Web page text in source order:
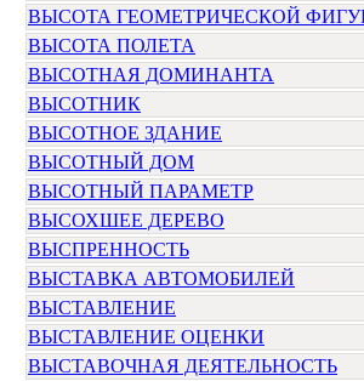
ВЫСОТА ГЕОМЕТРИЧЕСКОЙ
ВЫСОТА ПОЛЕТА
ВЫСОТНАЯ ДОМИНАНТА
ВЫСОТНИК
ВЫСОТНОЕ ЗДАНИЕ
ВЫСОТНЫЙ ДОМ
ВЫСОТНЫЙ ПАРАМЕТР
ВЫСОХШЕЕ ДЕРЕВО
ВЫСПРЕННОСТЬ
ВЫСТАВКА АВТОМОБИЛЕЙ
ВЫСТАВЛЕНИЕ
ВЫСТАВЛЕНИЕ ОЦЕНКИ
ВЫСТАВОЧНАЯ ДЕЯТЕЛЬНОСТЬ